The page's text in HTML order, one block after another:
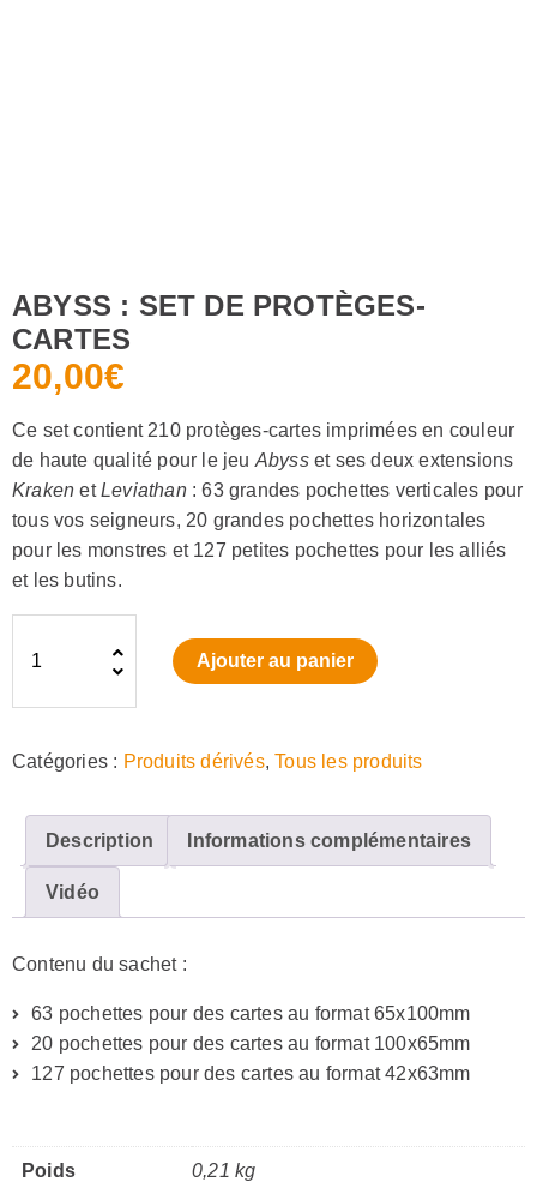
ABYSS : SET DE PROTÈGES-
CARTES
20,00€
Ce set contient 210 protèges-cartes imprimées en couleur
de haute qualité pour le jeu Abysset ses deux extensions
Kraken etLeviathan : 63 grandes pochettes verticales pour
tous vos seigneurs, 20 grandes pochettes horizontales
pour les monstres et 127 petites pochettes pour les alliés
et les butins.
quantité
Abyss
Set
protèges-
cartes
Ajouter au panier
Catégories : Produits dérivés,Tous les produits
Description Informations complémentaires
Vidéo
Contenu du sachet :
63 pochettes pour des cartes au format 65x100mm
20 pochettes pour des cartes au format 100x65mm
127 pochettes pour des cartes au format 42x63mm
Poids 0,21 kg